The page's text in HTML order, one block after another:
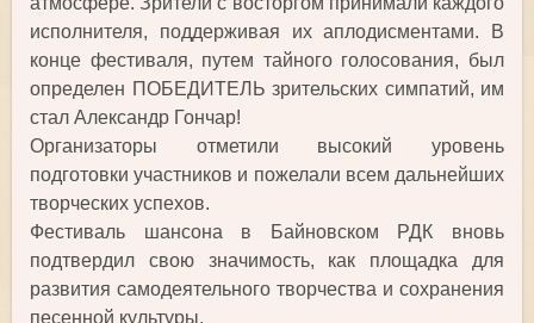
исполнителя, поддерживая их аплодисментами. В
конце фестиваля, путем тайного голосования, был
определен ПОБЕДИТЕЛЬ зрительских симпатий, им
стал Александр Гончар!
Организаторы отметили высокий уровень
подготовки участников и пожелали всем дальнейших
творческих успехов.
Фестиваль шансона в Байновском РДК вновь
подтвердил свою значимость, как площадка для
развития самодеятельного творчества и сохранения
песенной культуры.